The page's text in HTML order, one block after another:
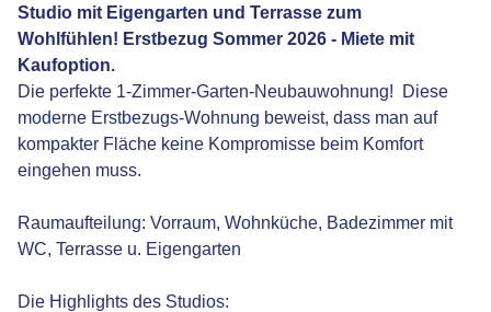
Studio mit Eigengarten und Terrasse zum
Wohlfühlen! Erstbezug Sommer 2026 - Miete mit
Kaufoption.
Die perfekte 1-Zimmer-Garten-Neubauwohnung! Diese
moderne Erstbezugs-Wohnung beweist, dass man auf
kompakter Fläche keine Kompromisse beim Komfort
eingehen muss.
Raumaufteilung: Vorraum, Wohnküche, Badezimmer mit
WC, Terrasse u. Eigengarten
Die Highlights des Studios: